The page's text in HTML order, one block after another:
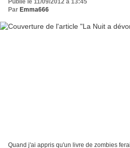
Publié le 11/09/2012 à 13:45
Par Emma666
Quand j'ai appris qu'un livre de zombies